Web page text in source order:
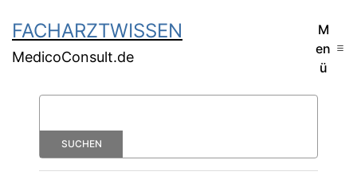
FACHARZTWISSEN
MedicoConsult.de
M
en
ü